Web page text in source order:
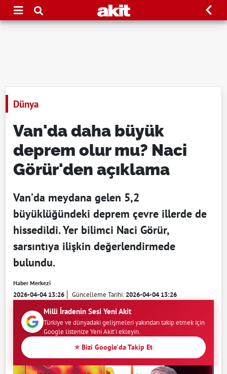
Dünya
Van'da daha büyük
deprem olur mu? Naci
Görür'den açıklama
Van’da meydana gelen 5,2
büyüklüğündeki deprem çevre illerde de
hissedildi. Yer bilimci Naci Görür,
sarsıntıya ilişkin değerlendirmede
bulundu.
Haber Merkezi
2026-04-04 13:26 Güncelleme Tarihi:2026-04-04 13:26
Milli İradenin Sesi Yeni Akit
Türkiye ve dünyadaki gelişmeleri yakından takip etmek için
Google listenize Yeni Akit'i ekleyin.
⭐ Bizi Google'da Takip Et